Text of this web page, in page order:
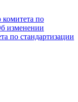
комитета по
изменении
по стандартизации